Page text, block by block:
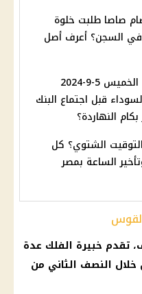
صاصا طلبت خلوة
السجن؟ أعرف أصل
سعر الدولار اليوم الخميس 5-9-2024
قبل اجتماع البنك
النهاردة؟
الشتوي؟ كل
الساعة بمصر
، تقدم خبيرة الفلك عدة
خلال النصف الثاني من